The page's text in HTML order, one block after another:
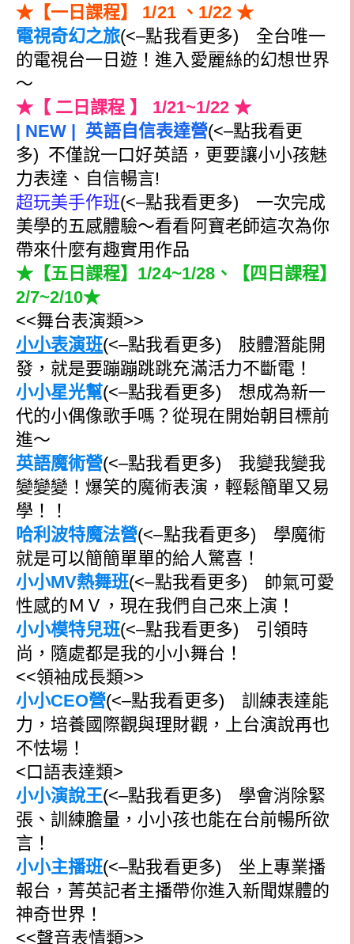
★【一日課程】 1/21 、1/22 ★
電視奇幻之旅(<–點我看更多) 全台唯一
的電視台一日遊！進入愛麗絲的幻想世界
～
★【 二日課程 】 1/21~1/22 ★
| NEW | 英語自信表達營(<–點我看更
多) 不僅說一口好英語，更要讓小小孩魅
力表達、自信暢言!
超玩美手作班(<–點我看更多) 一次完成
美學的五感體驗～看看阿寶老師這次為你
帶來什麼有趣實用作品
★【五日課程】1/24~1/28、【四日課程】
2/7~2/10★
<<舞台表演類>>
小小表演班(<–點我看更多)
肢體潛能開
發，就是要蹦蹦跳跳充滿活力不斷電！
小小星光幫(<–點我看更多) 想成為新一
代的小偶像歌手嗎？從現在開始朝目標前
進～
英語魔術營(<–點我看更多) 我變我變我
變變變！爆笑的魔術表演，輕鬆簡單又易
學！！
哈利波特魔法營(<–點我看更多)
學魔術
就是可以簡簡單單的給人驚喜！
小小MV熱舞班(<–點我看更多) 帥氣可愛
性感的ＭＶ，現在我們自己來上演！
小小模特兒班(<–點我看更多) 引領時
尚，隨處都是我的小小舞台！
<<領袖成長類>>
小小CEO營(<–點我看更多) 訓練表達能
力，培養國際觀與理財觀，上台演說再也
不怯場！
<口語表達類>
小小演說王(<–點我看更多) 學會消除緊
張、訓練膽量，小小孩也能在台前暢所欲
言！
小小主播班(<–點我看更多) 坐上專業播
報台，菁英記者主播帶你進入新聞媒體的
神奇世界！
<<聲音表情類>>